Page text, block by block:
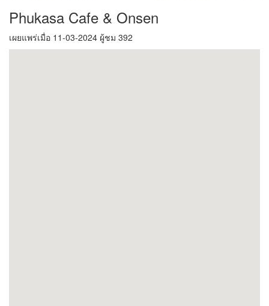
Phukasa Cafe & Onsen
เผยแพร่เมื่อ 11-03-2024 ผู้ชม 392